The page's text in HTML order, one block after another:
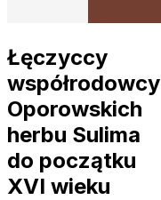
Łęczyccy
współrodowcy
Oporowskich
herbu Sulima
do początku
XVI wieku